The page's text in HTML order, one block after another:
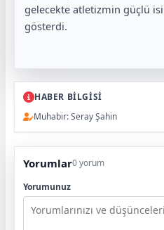
gelecekte atletizmin güçlü
gösterdi.
HABER BİLGİSİ
Muhabir: Seray Şahin
Yorumlar0 yorum
Yorumunuz